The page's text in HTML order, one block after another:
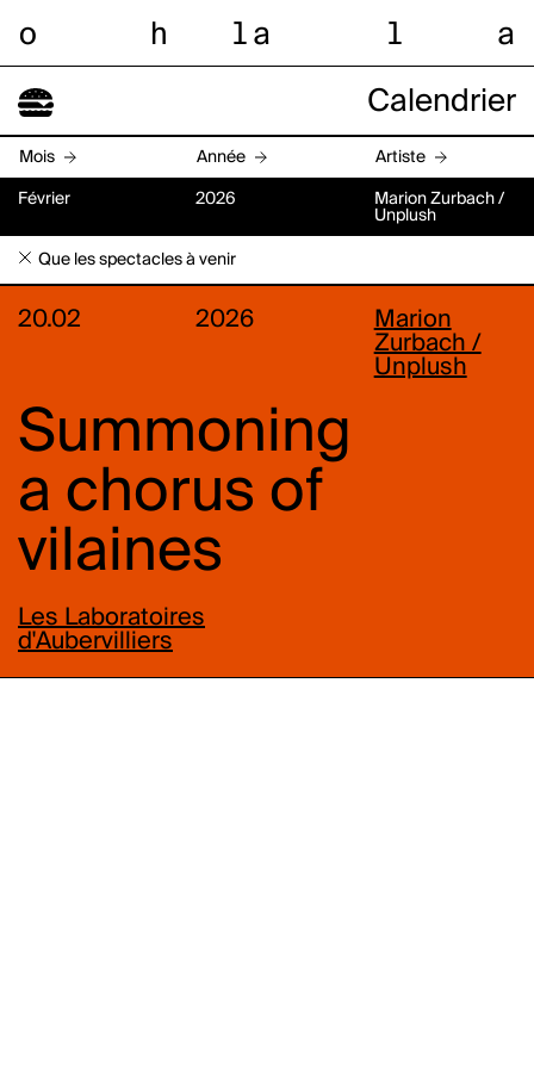
o h l a l a
Calendrier
Mois Année Artiste
Février 2026
Marion Zurbach /
Unplush
Que les spectacles à venir
20.02 2026
Marion
Zurbach /
Unplush
Summoning
a chorus of
vilaines
Les Laboratoires
d'Aubervilliers